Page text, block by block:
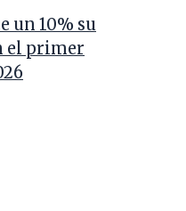
un 10% su
el primer